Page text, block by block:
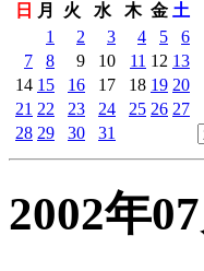
日
月 火 水 木 金 土
1
2 3 4 5
6
7
8 9 10 11 12 13
14 15 16 17 18 19 20
21 22 23 24 25 26 27
28 29 30 31
2002年